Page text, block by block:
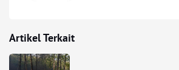
Artikel Terkait